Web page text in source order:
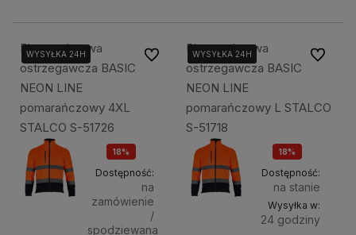
Bluza polarowa
ostrzegawcza BASIC
NEON LINE
pomarańczowy 4XL
STALCO S-51726
18%
OKAZJA
WYSYŁKA 24H
Dostępność:
na
zamówienie
/
spodziewana
Do ulubionychBluza polarowa
ostrzegawcza BASIC
NEON LINE
pomarańczowy L STALCO
S-51718
18%
OKAZJA
WYSYŁKA 24H
WYSYŁKA 24H
WYSYŁKA 24H
Dostępność:
na stanie
Wysyłka w:
24 godziny
Do